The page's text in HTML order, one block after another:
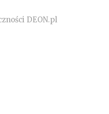
DEON.pl